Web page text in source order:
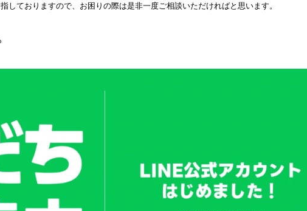
しておりますので、お困りの際は是非一度ご相談いただければと思います。